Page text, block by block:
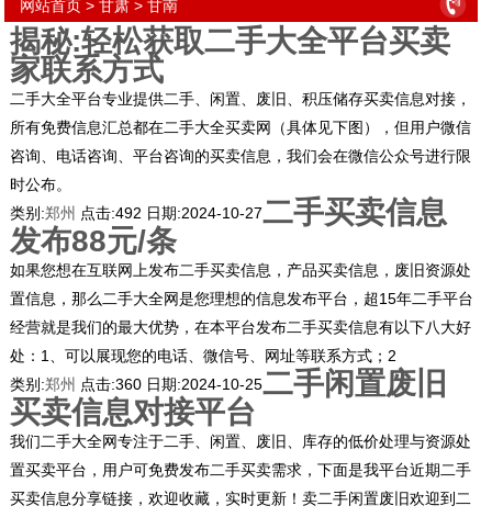
网站首页 >甘肃 >甘南
揭秘:轻松获取二手大全平台买卖
家联系方式
二手大全平台专业提供二手、闲置、废旧、积压储存买卖信息对接，
所有免费信息汇总都在二手大全买卖网（具体见下图），但用户微信
咨询、电话咨询、平台咨询的买卖信息，我们会在微信公众号进行限
时公布。
类别:郑州 点击:492 日期:2024-10-27二手买卖信息
发布88元/条
如果您想在互联网上发布二手买卖信息，产品买卖信息，废旧资源处
置信息，那么二手大全网是您理想的信息发布平台，超15年二手平台
经营就是我们的最大优势，在本平台发布二手买卖信息有以下八大好
处：1、可以展现您的电话、微信号、网址等联系方式；2
类别:郑州 点击:360 日期:2024-10-25二手闲置废旧
买卖信息对接平台
我们二手大全网专注于二手、闲置、废旧、库存的低价处理与资源处
置买卖平台，用户可免费发布二手买卖需求，下面是我平台近期二手
买卖信息分享链接，欢迎收藏，实时更新！卖二手闲置废旧欢迎到二